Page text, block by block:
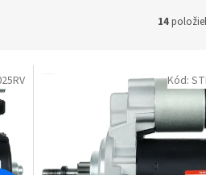
14
Kód: